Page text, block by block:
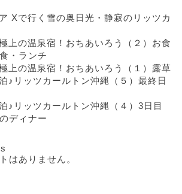
Xで行く雪の奥日光・静寂のリッツカ
上の温泉宿！おちあいろう（２）お食
・ランチ
上の温泉宿！おちあいろう（１）露草
♪リッツカールトン沖縄（５）最終日
♪リッツカールトン沖縄（４）3日目
ディナー
はありません。